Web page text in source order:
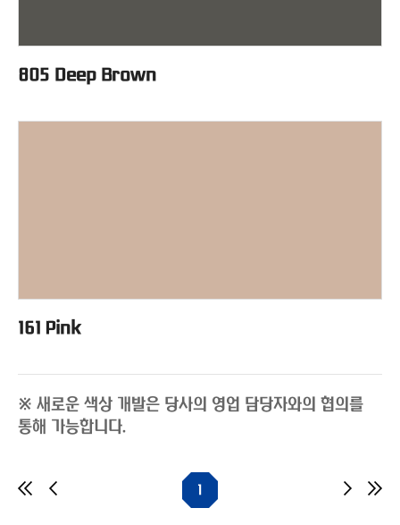
805 Deep Brown
161 Pink
※ 새로운 색상 개발은 당사의 영업 담당자와의 협의를
통해 가능합니다.
1